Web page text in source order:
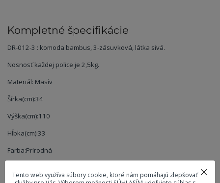
Kompletné špecifikácie
DR-012-3 : komoda bambus, 3-zásuvková, látka sivá.
Nosnosť každej police je 2,5kg.
Materiál: Masív
Šírka(cm):34
Výška(cm):110
Hĺbka(cm):33
Farba:Prírodná
Tento web využíva súbory cookie, ktoré nám pomáhajú zlepšovať